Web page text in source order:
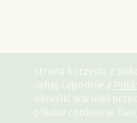
Strona korzysta z
usług i zgodnie z
określić warunki
plików cookies w